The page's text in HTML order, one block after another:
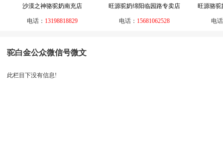
沙漠之神骆驼奶南充店
电话： 13198818829
旺源驼奶绵阳临园路专卖店
电话： 15681062528
旺源骆驼
电
驼白金公众微信号微文
此栏目下没有信息!